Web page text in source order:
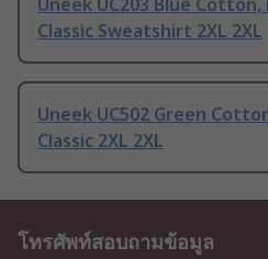
Uneek UC203 Blue
Classic Sweatshirt 2XL 2XL
Uneek UC502 Green
Classic 2XL 2XL
โทรศัพท์สอบถามข้อมูล